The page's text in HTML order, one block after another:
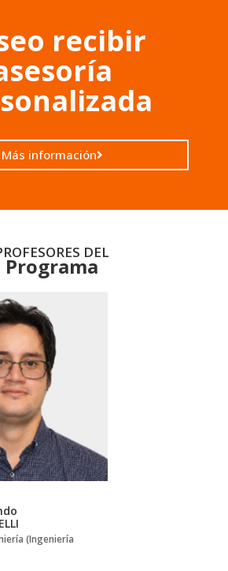
recibir
Más información
DEL
Programa
(Ingeniería